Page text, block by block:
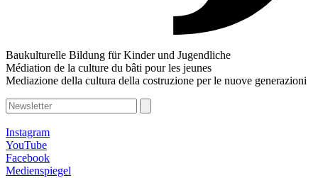
Baukulturelle Bildung für Kinder und Jugendliche
Médiation de la culture du bâti pour les jeunes
Mediazione della cultura della costruzione per le nuove generazioni
Instagram
YouTube
Facebook
Medienspiegel